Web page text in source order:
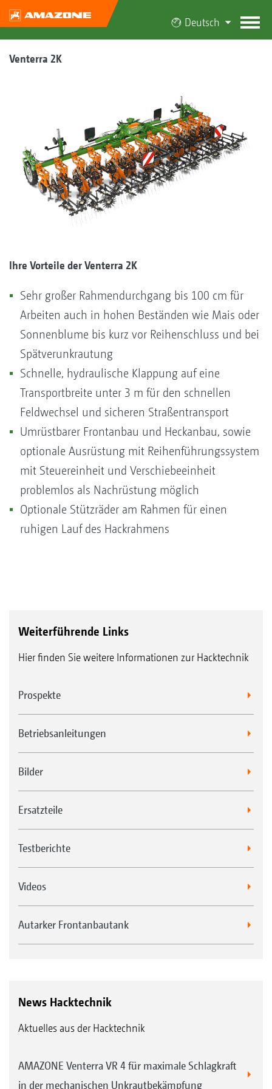
Deutsch
Venterra 2K
Ihre Vorteile der Venterra 2K
Sehr großer Rahmendurchgang bis 100 cm für
Arbeiten auch in hohen Beständen wie Mais oder
Sonnenblume bis kurz vor Reihenschluss und bei
Spätverunkrautung
Schnelle, hydraulische Klappung auf eine
Transportbreite unter 3 m für den schnellen
Feldwechsel und sicheren Straßentransport
Umrüstbarer Frontanbau und Heckanbau, sowie
optionale Ausrüstung mit Reihenführungssystem
mit Steuereinheit und Verschiebeeinheit
problemlos als Nachrüstung möglich
Optionale Stützräder am Rahmen für einen
ruhigen Lauf des Hackrahmens
Weiterführende Links
Hier finden Sie weitere Informationen zur Hacktechnik
Prospekte
Betriebsanleitungen
Bilder
Ersatzteile
Testberichte
Videos
Autarker Frontanbautank
News Hacktechnik
Aktuelles aus der Hacktechnik
AMAZONE Venterra VR 4 für maximale Schlagkraft
in der mechanischen Unkrautbekämpfung